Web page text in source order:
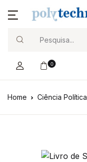
0
Home Ciência Política